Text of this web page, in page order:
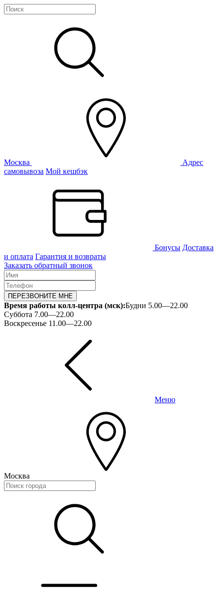
Москва
Адрес
самовывоза Мой кешбэк
Бонусы Доставка
и оплата Гарантия и возвраты
Заказать обратный звонок
ПЕРЕЗВОНИТЕ МНЕ
Время работы колл-центра (мск):Будни 5.00—22.00
Суббота 7.00—22.00
Воскресенье 11.00—22.00
Меню
Москва